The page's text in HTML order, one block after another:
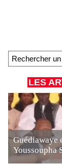
LES
Guédiawaye
Youssoupha